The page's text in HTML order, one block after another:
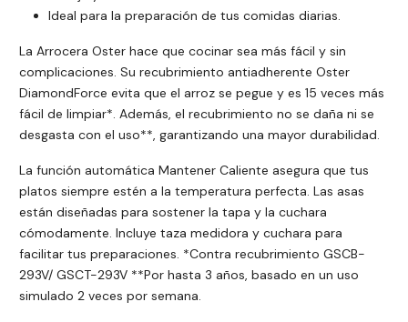
Ideal para la preparación de tus comidas diarias.
La Arrocera Oster hace que cocinar sea más fácil y sin
complicaciones. Su recubrimiento antiadherente Oster
DiamondForce evita que el arroz se pegue y es 15 veces más
fácil de limpiar*. Además, el recubrimiento no se daña ni se
desgasta con el uso**, garantizando una mayor durabilidad.
La función automática Mantener Caliente asegura que tus
platos siempre estén a la temperatura perfecta. Las asas
están diseñadas para sostener la tapa y la cuchara
cómodamente. Incluye taza medidora y cuchara para
facilitar tus preparaciones. *Contra recubrimiento GSCB-
293V/ GSCT-293V **Por hasta 3 años, basado en un uso
simulado 2 veces por semana.